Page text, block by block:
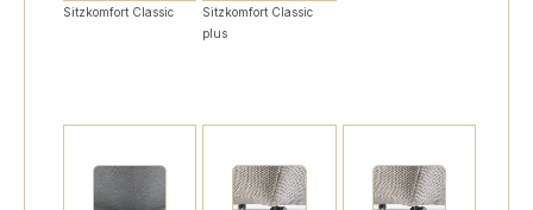
Sitzkomfort Classic
Sitzkomfort Classic
plus